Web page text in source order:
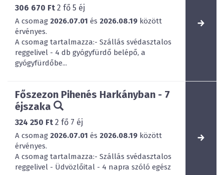
306 670 Ft 2 fő 5 éj
A csomag 2026.07.01 és 2026.08.19 között
érvényes.
A csomag tartalmazza:- Szállás svédasztalos
reggelivel - 4 db gyógyfürdő belépő, a
gyógyfürdőbe...
Főszezon Pihenés Harkányban - 7
éjszaka
324 250 Ft 2 fő 7 éj
A csomag 2026.07.01 és 2026.08.19 között
érvényes.
A csomag tartalmazza:- Szállás svédasztalos
reggelivel - Üdvözlőital - 4 napra szóló egész